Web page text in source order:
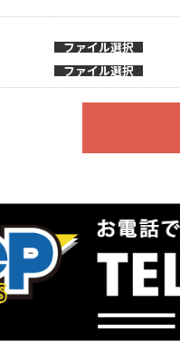
ファイル選択
ファイル選択